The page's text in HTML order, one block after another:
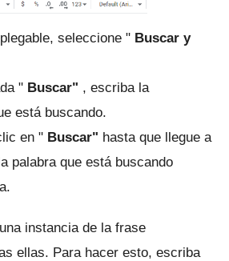
seleccione " Buscar y
" Buscar" , escriba la
está buscando.
en " Buscar" hasta que llegue a
palabra que está buscando
instancia de la frase
ellas. Para hacer esto, escriba